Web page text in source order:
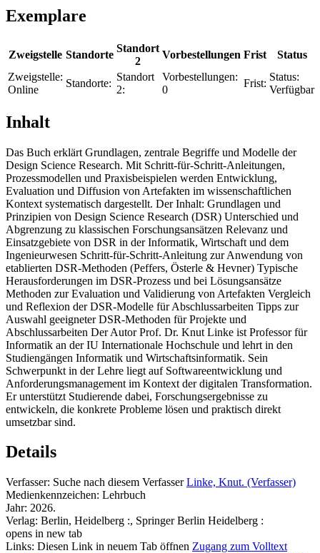
Exemplare
Zweigstelle Standorte
Standort
2
Vorbestellungen Frist
Status
Zweigstelle:
Online
Standorte:
Standort
2:
Vorbestellungen:
0
Frist:
Status:
Verfügbar
Inhalt
Das Buch erklärt Grundlagen, zentrale Begriffe und Modelle der
Design Science Research. Mit Schritt-für-Schritt-Anleitungen,
Prozessmodellen und Praxisbeispielen werden Entwicklung,
Evaluation und Diffusion von Artefakten im wissenschaftlichen
Kontext systematisch dargestellt. Der Inhalt: Grundlagen und
Prinzipien von Design Science Research (DSR) Unterschied und
Abgrenzung zu klassischen Forschungsansätzen Relevanz und
Einsatzgebiete von DSR in der Informatik, Wirtschaft und dem
Ingenieurwesen Schritt-für-Schritt-Anleitung zur Anwendung von
etablierten DSR-Methoden (Peffers, Österle & Hevner) Typische
Herausforderungen im DSR-Prozess und bei Lösungsansätze
Methoden zur Evaluation und Validierung von Artefakten Vergleich
und Reflexion der DSR-Modelle für Abschlussarbeiten Tipps zur
Auswahl geeigneter DSR-Methoden für Projekte und
Abschlussarbeiten Der Autor Prof. Dr. Knut Linke ist Professor für
Informatik an der IU Internationale Hochschule und lehrt in den
Studiengängen Informatik und Wirtschaftsinformatik. Sein
Schwerpunkt in der Lehre liegt auf Softwareentwicklung und
Anforderungsmanagement im Kontext der digitalen Transformation.
Er unterstützt Studierende dabei, Forschungsergebnisse zu
entwickeln, die konkrete Probleme lösen und praktisch direkt
umsetzbar sind.
Details
Verfasser: Suche nach diesem Verfasser Linke, Knut. (Verfasser)
Medienkennzeichen: Lehrbuch
Jahr: 2026.
Verlag: Berlin, Heidelberg :, Springer Berlin Heidelberg :
opens in new tab
Links: Diesen Link in neuem Tab öffnen Zugang zum Volltext